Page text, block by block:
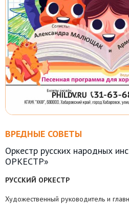
ВРЕДНЫЕ СОВЕТЫ
Оркестр русских народных
ОРКЕСТР»
РУССКИЙ ОРКЕСТР
Художественный руководитель и